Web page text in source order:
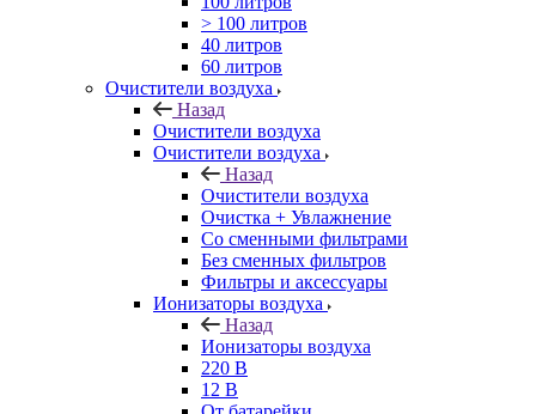
> 100 литров
40 литров
60 литров
Очистители воздуха
Назад
Очистители воздуха
Очистители воздуха
Назад
Очистители воздуха
Очистка + Увлажнение
Cо сменными фильтрами
Без сменных фильтров
Фильтры и аксессуары
Ионизаторы воздуха
Назад
Ионизаторы воздуха
220 В
12 В